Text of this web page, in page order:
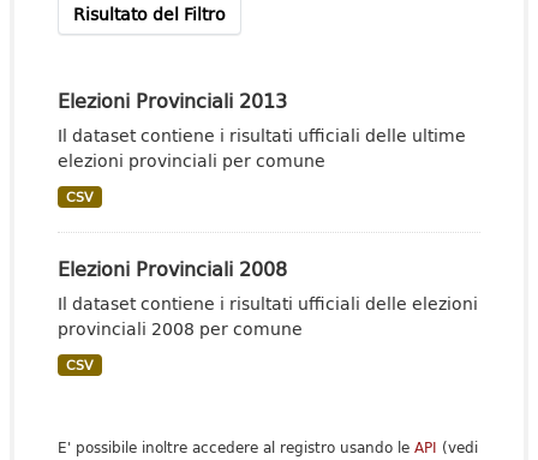
Risultato del Filtro
Elezioni Provinciali 2013
Il dataset contiene i risultati ufficiali delle ultime
elezioni provinciali per comune
CSV
Elezioni Provinciali 2008
Il dataset contiene i risultati ufficiali delle elezioni
provinciali 2008 per comune
CSV
E' possibile inoltre accedere al registro usando le API (vedi